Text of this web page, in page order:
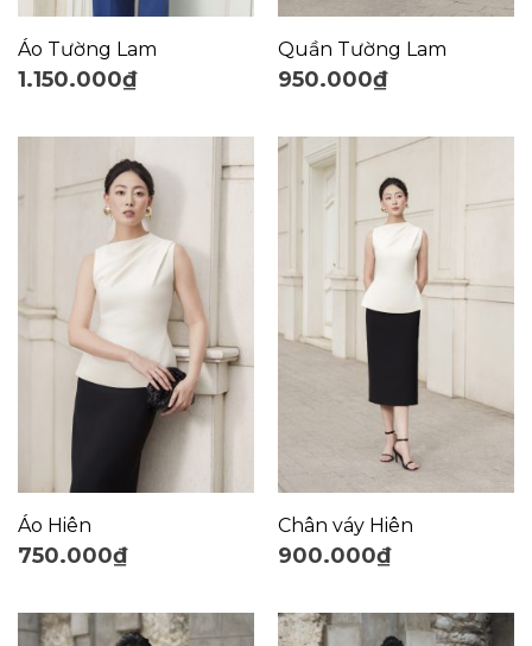
Áo Tường Lam
1.150.000₫
Quần Tường Lam
950.000₫
Áo Hiên
750.000₫
Chân váy Hiên
900.000₫